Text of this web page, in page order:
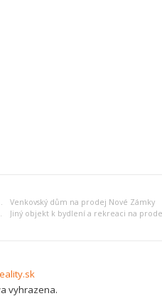
Nové Zámky Venkovský dům na prodej Nové Zámky
Zámky
vyhrazena.